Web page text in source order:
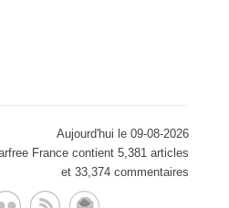
Aujourd'hui le 09-08-2026
France contient 5,381 articles
et 33,374 commentaires